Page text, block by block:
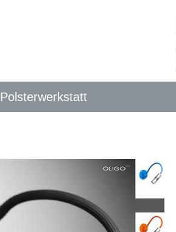
Polsterwerkstatt